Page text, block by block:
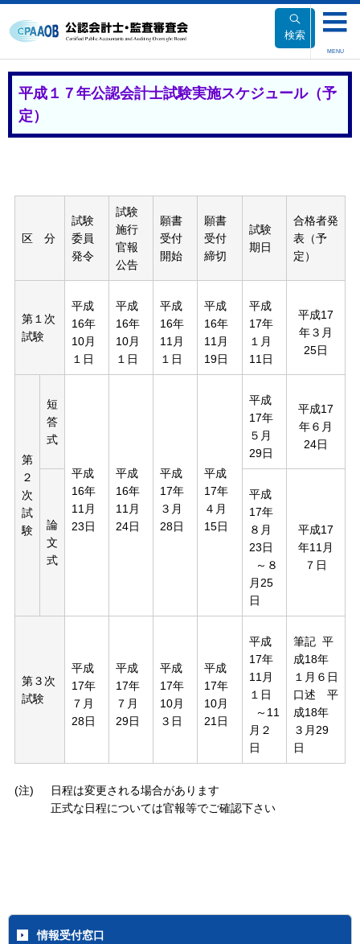
文
検索
MENU
平成１７年公認会計士試験実施スケジュール（予
定）
区 分
試験
委員
発令
試験
施行
官報
公告
願書
受付
開始
願書
受付
締切
試験
期日
合格者発
表（予
定）
第１次
試験
平成
16年
10月
１日
平成
16年
10月
１日
平成
16年
11月
１日
平成
16年
11月
19日
平成
17年
１月
11日
平成17
年３月
25日
第
２
次
試
験
短
答
式
平成
16年
11月
23日
平成
16年
11月
24日
平成
17年
３月
28日
平成
17年
４月
15日
平成
17年
５月
29日
平成17
年６月
24日
論
文
式
平成
17年
８月
23日
～８
月25
日
平成17
年11月
７日
第３次
試験
平成
17年
７月
28日
平成
17年
７月
29日
平成
17年
10月
３日
平成
17年
10月
21日
平成
17年
11月
１日
～11
月２
日
筆記 平
成18年
１月６日
口述 平
成18年
３月29
日
(注)
日程は変更される場合があります
正式な日程については官報等でご確認下さい
情報受付窓口